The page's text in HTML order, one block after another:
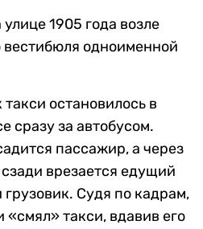
1905 года возле
вестибюля одноименной
остановилось в
сразу за автобусом.
пассажир, а через
врезается едущий
Судя по кадрам,
«смял» такси, вдавив его